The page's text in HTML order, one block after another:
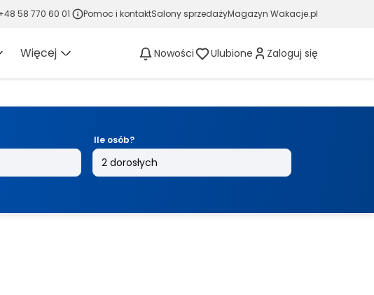
58 770 60 01 Pomoc i kontaktSalony sprzedażyMagazyn Wakacje.pl
Więcej Nowości Ulubione Zaloguj się
Ile osób?